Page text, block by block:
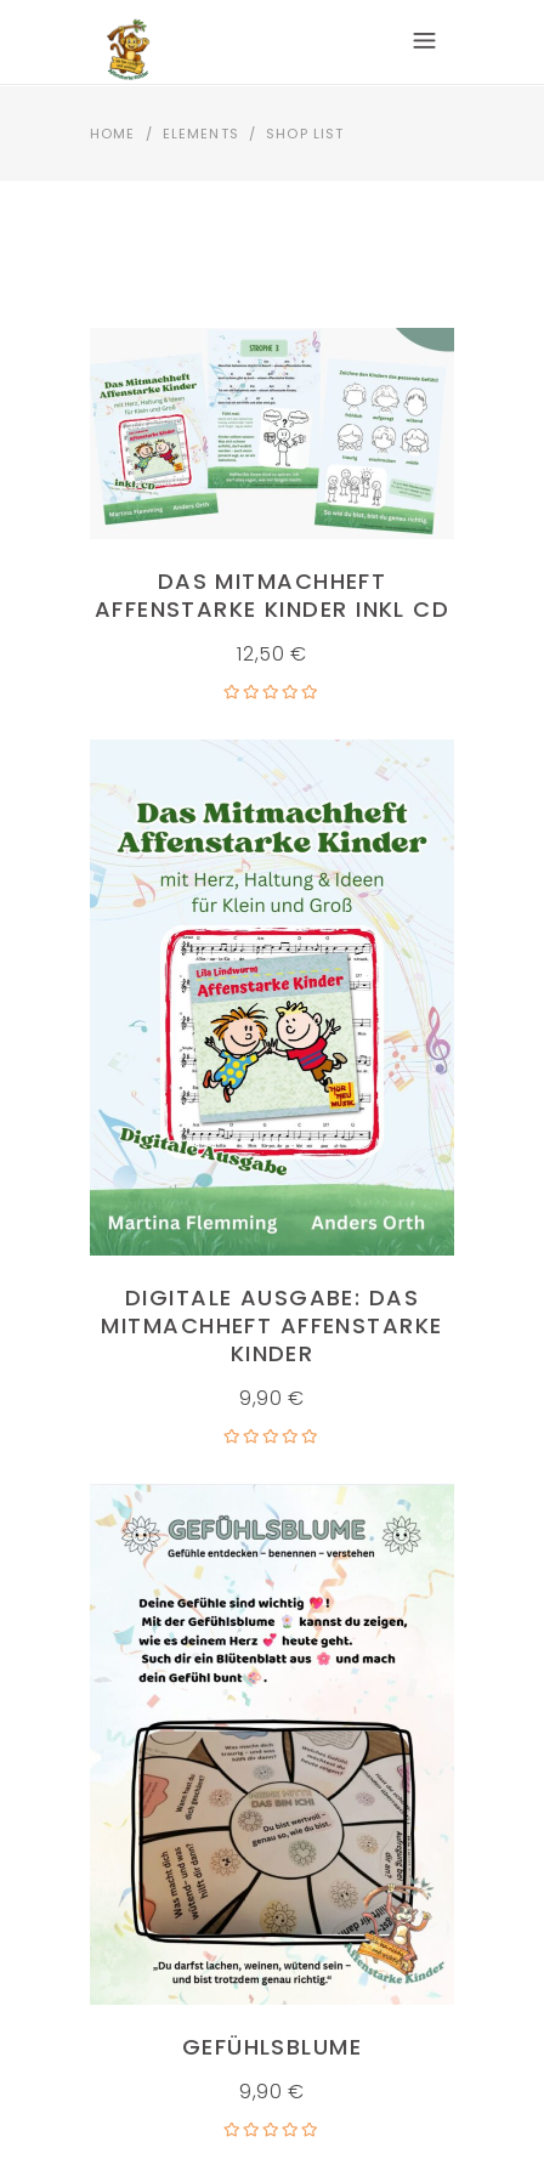
HOME / ELEMENTS / SHOP LIST
IN DEN WARENKORB
DAS MITMACHHEFT
AFFENSTARKE KINDER INKL CD
12,50€
IN DEN WARENKORB
DIGITALE AUSGABE: DAS
MITMACHHEFT AFFENSTARKE
KINDER
9,90€
IN DEN WARENKORB
GEFÜHLSBLUME
9,90€